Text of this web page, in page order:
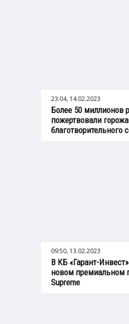
23:04, 14.02.2023
Более 50 миллионов
пожертвовали
благотворительного
09:50, 13.02.2023
В КБ «Гарант-
новом премиальном
Supreme